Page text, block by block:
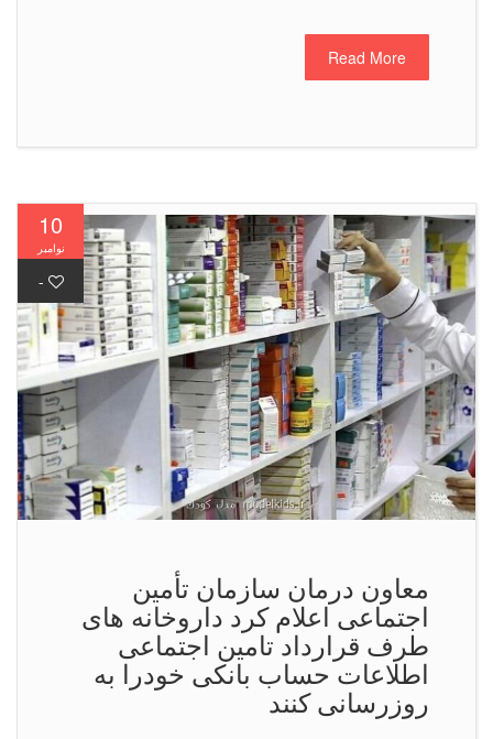
Read More
10
نوامبر
-
معاون درمان سازمان تأمین
اجتماعی اعلام كرد داروخانه های
طرف قرارداد تامین اجتماعی
اطلاعات حساب بانکی خودرا به
روزرسانی کنند